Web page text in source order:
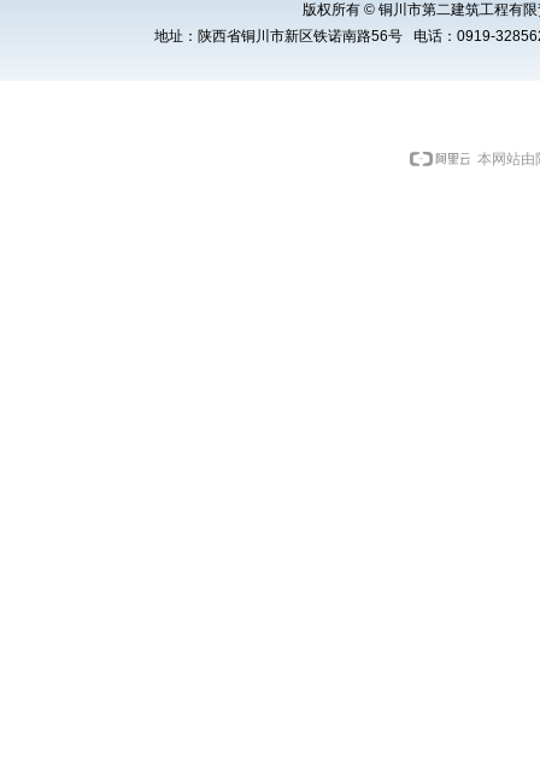
版权所有 © 铜川市第二建筑工程有
地址：陕西省铜川市新区铁诺南路56号 电话：0919-
本网站由